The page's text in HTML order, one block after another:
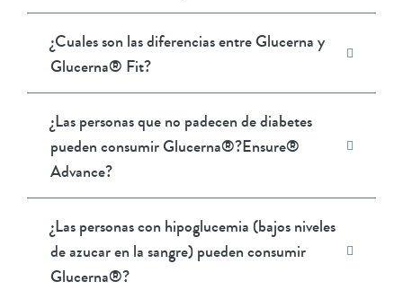
¿Cuales son las diferencias entre Glucerna y
Glucerna® Fit?
¿Las personas que no padecen de diabetes
pueden consumir Glucerna®?Ensure®
Advance?
¿Las personas con hipoglucemia (bajos niveles
de azucar en la sangre) pueden consumir
Glucerna®?